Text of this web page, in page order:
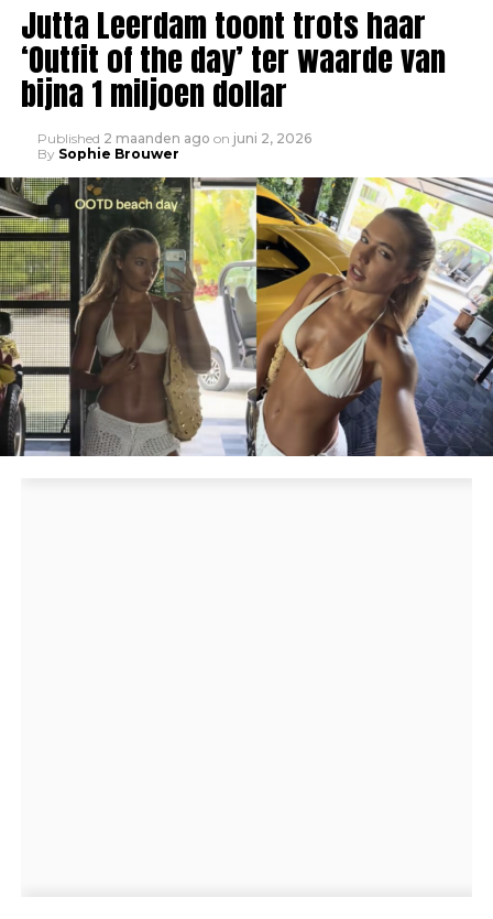
Jutta Leerdam toont trots haar
‘Outfit of the day’ ter waarde van
bijna 1 miljoen dollar
Published 2 maanden ago on juni 2, 2026
By Sophie Brouwer